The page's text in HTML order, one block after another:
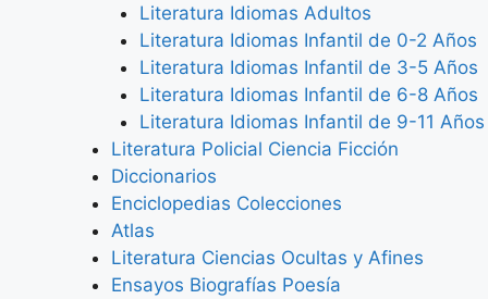
Literatura Idiomas Adultos
Literatura Idiomas Infantil de 0-2 Años
Literatura Idiomas Infantil de 3-5 Años
Literatura Idiomas Infantil de 6-8 Años
Literatura Idiomas Infantil de 9-11 Años
Literatura Policial Ciencia Ficción
Diccionarios
Enciclopedias Colecciones
Atlas
Literatura Ciencias Ocultas y Afines
Ensayos Biografías Poesía